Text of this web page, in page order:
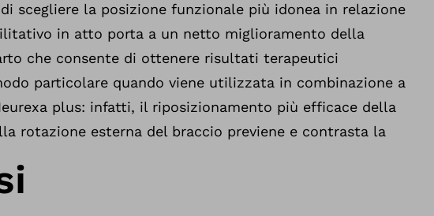
scegliere la posizione funzionale più idonea in relazione
in atto porta a un netto miglioramento della
che consente di ottenere risultati terapeutici
particolare quando viene utilizzata in combinazione a
plus: infatti, il riposizionamento più efficace della
rotazione esterna del braccio previene e contrasta la